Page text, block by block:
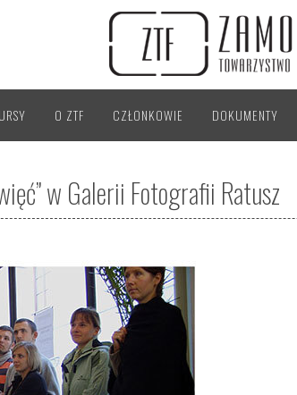
O ZTF CZŁONKOWIE DOKUMENTY
w Galerii Fotografii Ratusz